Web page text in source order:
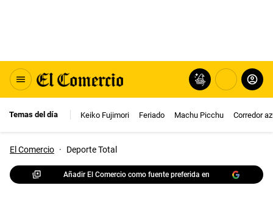
Temas del día Keiko Fujimori Feriado Machu Picchu Corredor
El Comercio · Deporte Total
Añadir El Comercio como fuente preferida en